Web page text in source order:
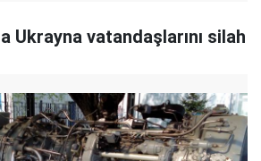
Ukrayna vatandaşlarını silah